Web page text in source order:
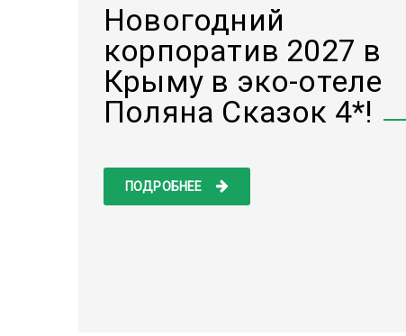
Новогодний
корпоратив 2027 в
Крыму в эко-отеле
Поляна Cказок 4*!
ПОДРОБНЕЕ